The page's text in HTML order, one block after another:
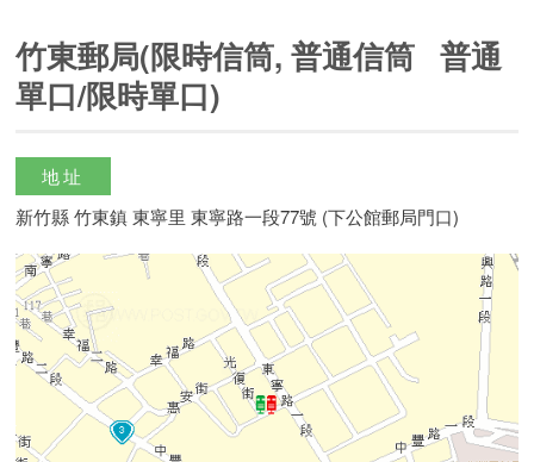
竹東郵局(限時信筒, 普通信筒 普通
單口/限時單口)
地址
新竹縣 竹東鎮 東寧里 東寧路一段77號 (下公館郵局門口)